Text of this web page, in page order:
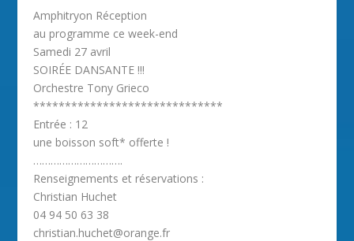
Amphitryon Réception
au programme ce week-end
Samedi 27 avril
SOIRÉE DANSANTE !!!
Orchestre Tony Grieco
******************************
Entrée : 12
une boisson soft* offerte !
………………………….
Renseignements et réservations :
Christian Huchet
04 94 50 63 38
christian.huchet@orange.fr